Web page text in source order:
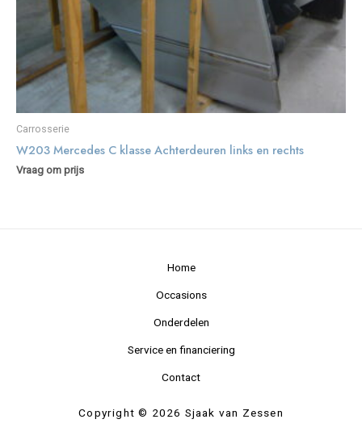
Carrosserie
W203 Mercedes C klasse Achterdeuren links en rechts
Vraag om prijs
Home
Occasions
Onderdelen
Service en financiering
Contact
Copyright © 2026 Sjaak van Zessen